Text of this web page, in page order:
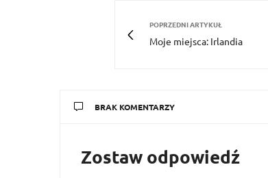
POPRZEDNI ARTYKUŁ
Moje miejsca: Irlandia
BRAK KOMENTARZY
Zostaw odpowiedź